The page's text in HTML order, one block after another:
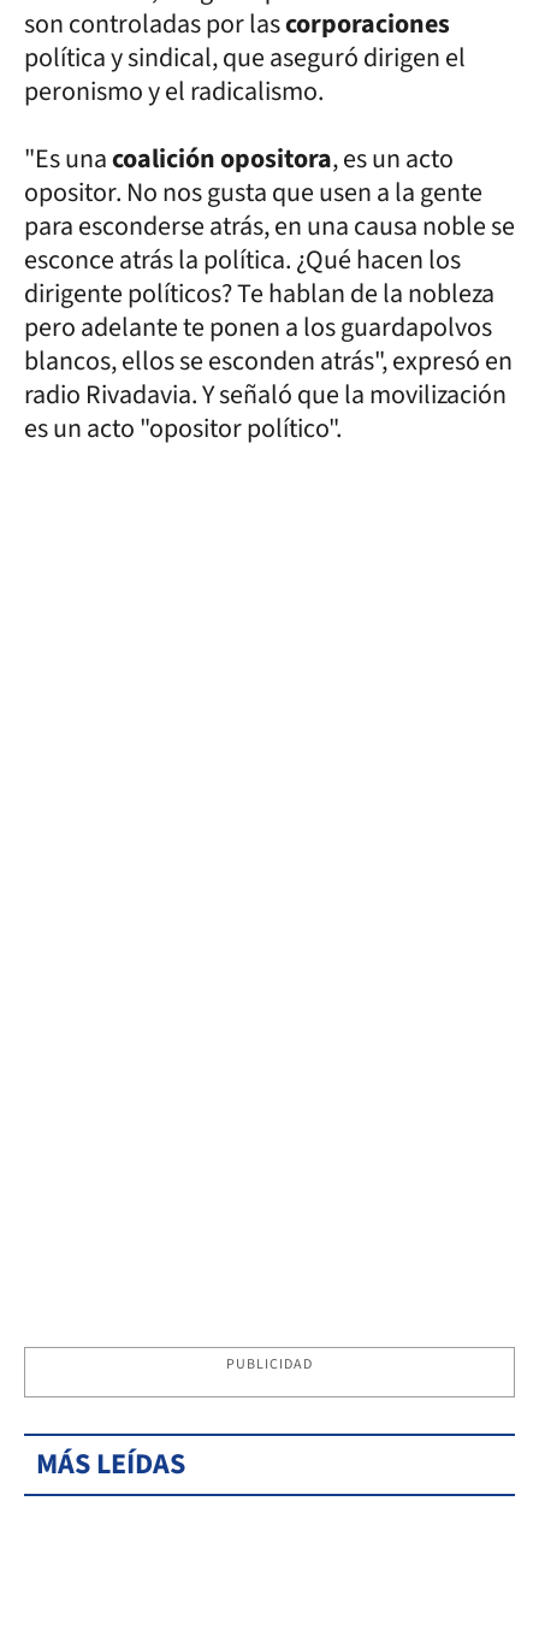
son controladas por lascorporaciones
política y sindical, que aseguró dirigen el
peronismo y el radicalismo.
"Es unacoalición opositora, es un acto
opositor. No nos gusta que usen a la gente
para esconderse atrás, en una causa noble se
esconce atrás la política. ¿Qué hacen los
dirigente políticos? Te hablan de la nobleza
pero adelante te ponen a los guardapolvos
blancos, ellos se esconden atrás", expresó en
radio Rivadavia. Y señaló que la movilización
es un acto "opositor político".
PUBLICIDAD
MÁS LEÍDAS